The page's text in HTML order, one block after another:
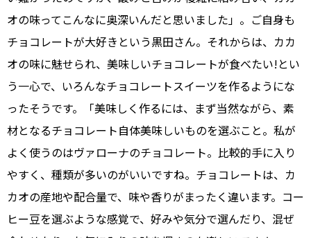
オの味ってこんなに奥深いんだと思いました」。ご自身も
チョコレートが大好きという黒田さん。それからは、カカ
オの味に魅せられ、美味しいチョコレートが食べたい!とい
う一心で、いろんなチョコレートスイーツを作るようにな
ったそうです。「美味しく作るには、まず当然ながら、素
材となるチョコレート自体美味しいものを選ぶこと。私が
よく使うのはヴァローナのチョコレート。比較的手に入り
やすく、種類が多いのがいいですね。チョコレートは、カ
カオの産地や配合量で、味や香りがまったく違います。コー
ヒー豆を選ぶような感覚で、好みや気分で選んだり、混ぜ